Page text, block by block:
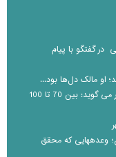
گفتگو با پیام
مالک دل‌ها بود...
رییس اتحادیه ابزار و مصالح ساختمانی از گرانی بازار می گوید: بین 70 تا 100
بررسی وضعیت جاده فرودگاه و تعلل در بهسازی آن؛ وعده‎هایی که محقق